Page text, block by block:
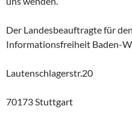
Der Landesbeauftragte für
Informationsfreiheit Baden-
Lautenschlagerstr.20
70173 Stuttgart